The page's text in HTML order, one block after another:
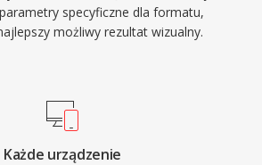
specyficzne dla formatu,
możliwy rezultat wizualny.
Każde urządzenie